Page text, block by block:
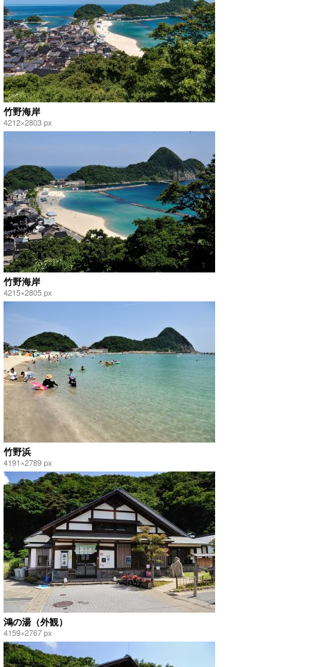
竹野海岸
4212×2803 px
竹野海岸
4215×2805 px
竹野浜
4191×2789 px
鴻の湯（外観）
4159×2767 px